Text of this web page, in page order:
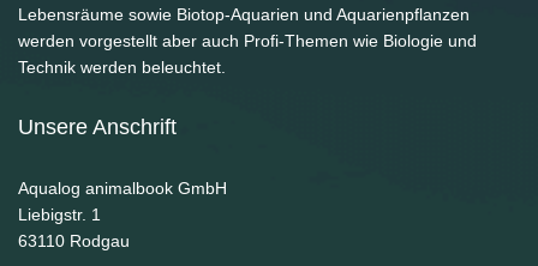
Lebensräume sowie Biotop-Aquarien und Aquarienpflanzen
werden vorgestellt aber auch Profi-Themen wie Biologie und
Technik werden beleuchtet.
Unsere Anschrift
Aqualog animalbook GmbH
Liebigstr. 1
63110 Rodgau